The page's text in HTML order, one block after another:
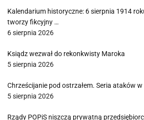
Kalendarium historyczne: 6 sierpnia 1914
tworzy fikcyjny …
6 sierpnia 2026
Ksiądz wezwał do rekonkwisty Maroka
5 sierpnia 2026
Chrześcijanie pod ostrzałem. Seria ataków w
5 sierpnia 2026
Rządy POPiS niszczą prywatną